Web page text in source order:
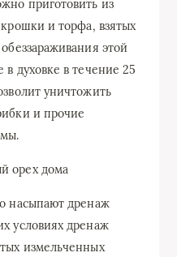
приготовить из
и торфа, взятых
этой
духовке в течение 25
уничтожить
и прочие
насыпают дренаж
условиях дренаж
измельченных